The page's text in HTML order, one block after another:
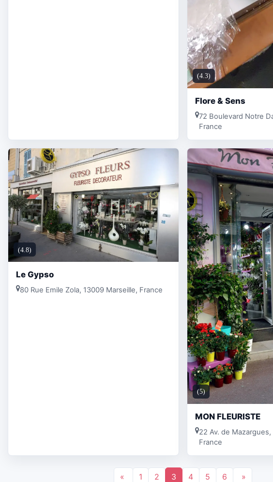
(4.3)
Flore & Sens
72 Boulevard Notre
France
(4.8)
Le Gypso
80 Rue Emile Zola, 13009 Marseille, France
(5)
MON FLEURISTE
22 Av. de
France
« 1 2 3 4 5 6 »